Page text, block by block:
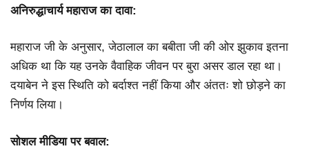
अनिरुद्धाचार्य महाराज का दावा:
महाराज जी के अनुसार, जेठालाल का बबीता जी की ओर झुकाव इतना
अधिक था कि यह उनके वैवाहिक जीवन पर बुरा असर डाल रहा था।
दयाबेन ने इस स्थिति को बर्दाश्त नहीं किया और अंततः शो छोड़ने का
निर्णय लिया।
सोशल मीडिया पर बवाल: